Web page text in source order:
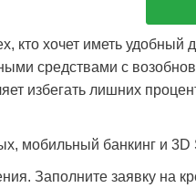
кто хочет иметь удобный
средствами с
избегать лишних
мобильный банкинг и 3D
Заполните заявку на